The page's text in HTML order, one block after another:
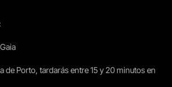
de Porto, tardarás entre 15 y 20 minutos en